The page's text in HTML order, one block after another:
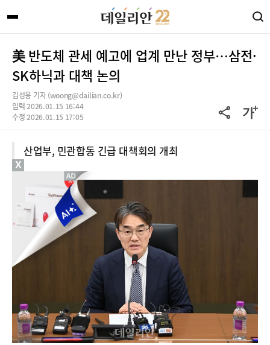
美 반도체 관세 예고에 업계 만난 정부…삼전·
SK하닉과 대책 논의
김성웅 기자 (woong@dailian.co.kr)
입력 2026.01.15 16:44
수정 2026.01.15 17:05
산업부, 민관합동 긴급 대책회의 개최
X